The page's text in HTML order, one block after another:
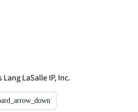
LaSalle IP, Inc.